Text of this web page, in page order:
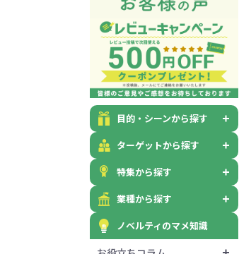
目的・シーンから探す
ターゲットから探す
特集から探す
業種から探す
ノベルティのマメ知識